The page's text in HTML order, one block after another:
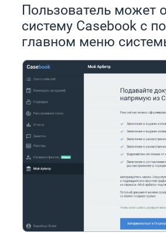
Пользователь может
систему Casebook с
главном меню